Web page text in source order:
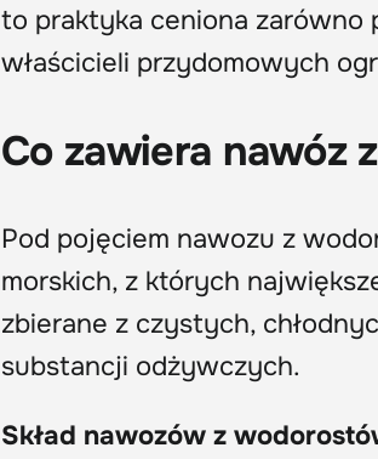
to praktyka ceniona zarówno
właścicieli przydomowych
Co zawiera nawóz
Pod pojęciem nawozu z
morskich, z których
zbierane z czystych,
substancji odżywczych.
Skład nawozów z